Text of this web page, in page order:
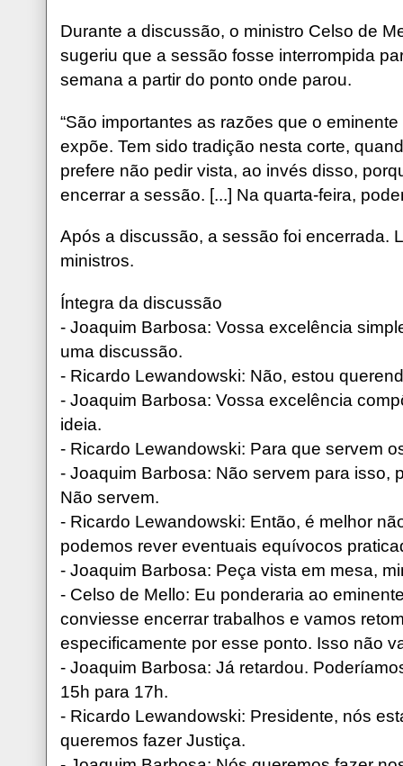
Durante a discussão, o ministro Celso de
sugeriu que a sessão fosse interrompida
semana a partir do ponto onde parou.
“São importantes as razões que o
expõe. Tem sido tradição nesta corte,
prefere não pedir vista, ao invés disso,
encerrar a sessão. [...] Na quarta-feira,
Após a discussão, a sessão foi encerrada.
ministros.
Íntegra da discussão
- Joaquim Barbosa: Vossa excelência
uma discussão.
- Ricardo Lewandowski: Não, estou
- Joaquim Barbosa: Vossa excelência
ideia.
- Ricardo Lewandowski: Para que servem
- Joaquim Barbosa: Não servem para isso,
Não servem.
- Ricardo Lewandowski: Então, é melhor
podemos rever eventuais equívocos
- Joaquim Barbosa: Peça vista em mesa,
- Celso de Mello: Eu ponderaria ao
conviesse encerrar trabalhos e vamos
especificamente por esse ponto. Isso não
- Joaquim Barbosa: Já retardou.
15h para 17h.
- Ricardo Lewandowski: Presidente, nós
queremos fazer Justiça.